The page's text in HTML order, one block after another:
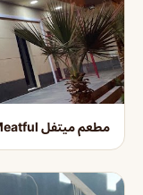
مطعم ميتفل Meatful الرياض (الأسعار+ المنيو+ الموقع)